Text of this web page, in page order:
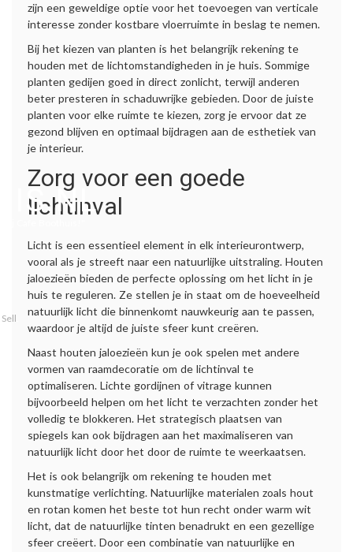
zijn een geweldige optie voor het toevoegen van verticale
interesse zonder kostbare vloerruimte in beslag te nemen.
Bij het kiezen van planten is het belangrijk rekening te
houden met de lichtomstandigheden in je huis. Sommige
planten gedijen goed in direct zonlicht, terwijl anderen
beter presteren in schaduwrijke gebieden. Door de juiste
planten voor elke ruimte te kiezen, zorg je ervoor dat ze
gezond blijven en optimaal bijdragen aan de esthetiek van
je interieur.
Zorg voor een goede
lichtinval
Licht is een essentieel element in elk interieurontwerp,
vooral als je streeft naar een natuurlijke uitstraling. Houten
jaloezieën bieden de perfecte oplossing om het licht in je
huis te reguleren. Ze stellen je in staat om de hoeveelheid
natuurlijk licht die binnenkomt nauwkeurig aan te passen,
waardoor je altijd de juiste sfeer kunt creëren.
Naast houten jaloezieën kun je ook spelen met andere
vormen van raamdecoratie om de lichtinval te
optimaliseren. Lichte gordijnen of vitrage kunnen
bijvoorbeeld helpen om het licht te verzachten zonder het
volledig te blokkeren. Het strategisch plaatsen van
spiegels kan ook bijdragen aan het maximaliseren van
natuurlijk licht door het door de ruimte te weerkaatsen.
Het is ook belangrijk om rekening te houden met
kunstmatige verlichting. Natuurlijke materialen zoals hout
en rotan komen het beste tot hun recht onder warm wit
licht, dat de natuurlijke tinten benadrukt en een gezellige
sfeer creëert. Door een combinatie van natuurlijke en